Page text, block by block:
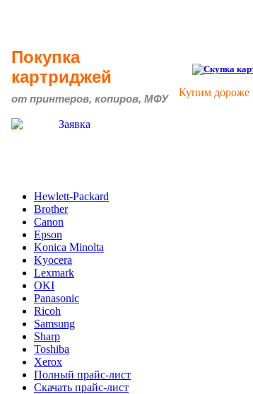
Покупка
картриджей
от принтеров, копиров, МФУ
Купим дороже
Hewlett-Packard
Brother
Canon
Epson
Konica Minolta
Kyocera
Lexmark
OKI
Panasonic
Ricoh
Samsung
Sharp
Toshiba
Xerox
Полный прайс-лист
Скачать прайс-лист